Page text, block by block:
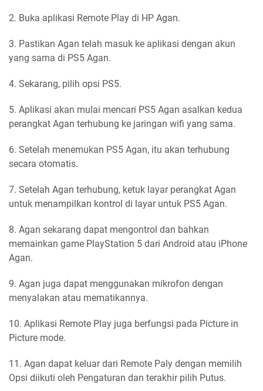
2. Buka aplikasi Remote Play di HP Agan.
3. Pastikan Agan telah masuk ke aplikasi dengan akun
yang sama di PS5 Agan.
4. Sekarang, pilih opsi PS5.
5. Aplikasi akan mulai mencari PS5 Agan asalkan kedua
perangkat Agan terhubung ke jaringan wifi yang sama.
6. Setelah menemukan PS5 Agan, itu akan terhubung
secara otomatis.
7. Setelah Agan terhubung, ketuk layar perangkat Agan
untuk menampilkan kontrol di layar untuk PS5 Agan.
8. Agan sekarang dapat mengontrol dan bahkan
memainkan game PlayStation 5 dari Android atau iPhone
Agan.
9. Agan juga dapat menggunakan mikrofon dengan
menyalakan atau mematikannya.
10. Aplikasi Remote Play juga berfungsi pada Picture in
Picture mode.
11. Agan dapat keluar dari Remote Paly dengan memilih
Opsi diikuti oleh Pengaturan dan terakhir pilih Putus.